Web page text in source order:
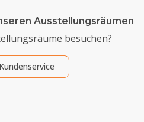
Ausstellungsräumen
besuchen?